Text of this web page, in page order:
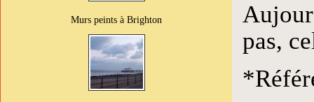
Murs peints à Brighton
pas,